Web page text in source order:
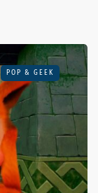
POP & GEEK